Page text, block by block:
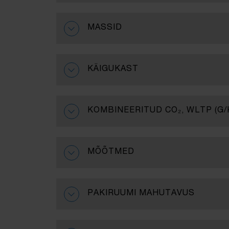
MASSID
KÄIGUKAST
KOMBINEERITUD CO₂, WLTP (G/
MÕÕTMED
PAKIRUUMI MAHUTAVUS